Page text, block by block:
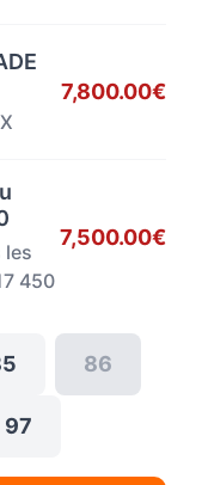
7,800.00€
les
450
7,500.00€
86
97